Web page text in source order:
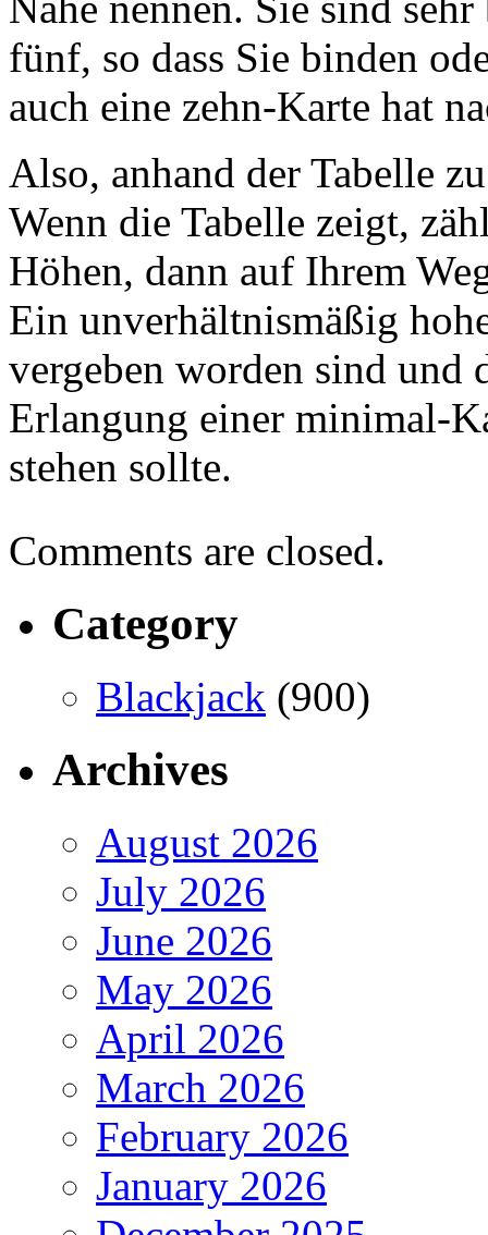
fünf, so dass Sie binden
auch eine zehn-Karte hat
Also, anhand der Tabelle
Wenn die Tabelle zeigt,
Höhen, dann auf Ihrem
Ein unverhältnismäßig
vergeben worden sind und
Erlangung einer minimal-
stehen sollte.
Comments are closed.
Category
Blackjack (900)
Archives
August 2026
July 2026
June 2026
May 2026
April 2026
March 2026
February 2026
January 2026